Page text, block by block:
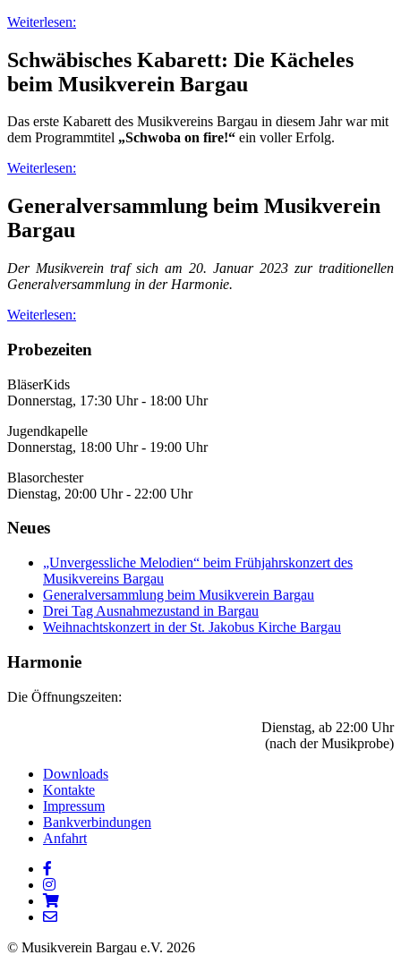
Weiterlesen:
Schwäbisches Kabarett: Die Kächeles
beim Musikverein Bargau
Das erste Kabarett des Musikvereins Bargau in diesem Jahr war mit
dem Programmtitel „Schwoba on fire!“ ein voller Erfolg.
Weiterlesen:
Generalversammlung beim Musikverein
Bargau
Der Musikverein traf sich am 20. Januar 2023 zur traditionellen
Generalversammlung in der Harmonie.
Weiterlesen:
Probezeiten
BläserKids
Donnerstag, 17:30 Uhr - 18:00 Uhr
Jugendkapelle
Donnerstag, 18:00 Uhr - 19:00 Uhr
Blasorchester
Dienstag, 20:00 Uhr - 22:00 Uhr
Neues
„Unvergessliche Melodien“ beim Frühjahrskonzert des
Musikvereins Bargau
Generalversammlung beim Musikverein Bargau
Drei Tag Ausnahmezustand in Bargau
Weihnachtskonzert in der St. Jakobus Kirche Bargau
Harmonie
Die Öffnungszeiten:
Dienstag, ab 22:00 Uhr
(nach der Musikprobe)
Downloads
Kontakte
Impressum
Bankverbindungen
Anfahrt
© Musikverein Bargau e.V. 2026